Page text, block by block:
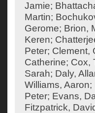
Jamie;
Martin;
Gerome; Brion,
Keren;
Peter; Clement,
Catherine; Cox,
Sarah; Daly,
Williams, Aaron;
Peter; Evans,
Fitzpatrick,